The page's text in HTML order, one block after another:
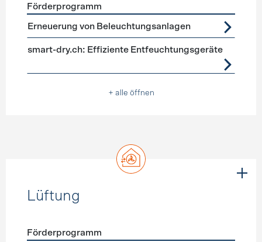
Förderprogramme Geräte, Beleuchtung
Förderprogramm
Erneuerung von Beleuchtungsanlagen
smart-dry.ch: Effiziente Entfeuchtungsgeräte
+ alle öffnen
Lüftung
Förderprogramm